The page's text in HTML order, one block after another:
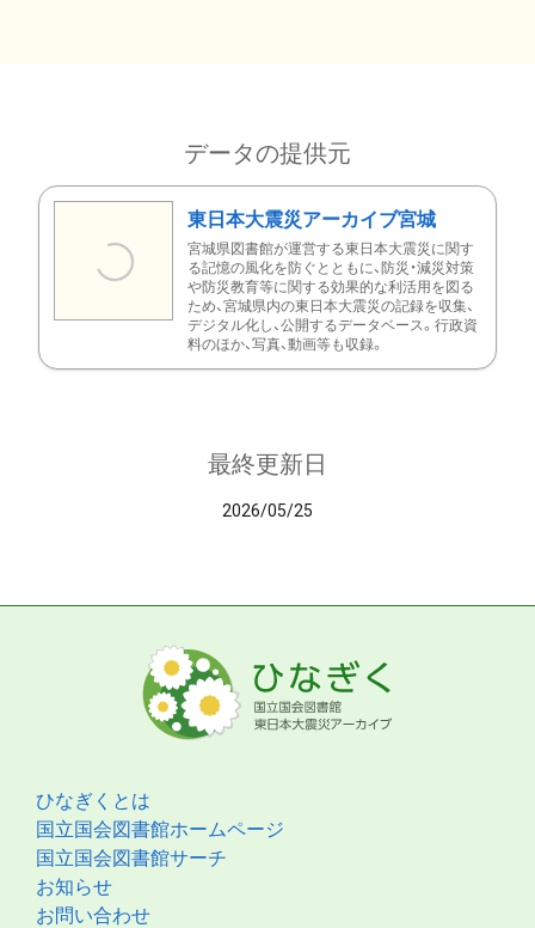
データの提供元
東日本大震災アーカイブ宮城
宮城県図書館が運営する東日本大震災に関す
る記憶の風化を防ぐとともに、防災・減災対策
や防災教育等に関する効果的な利活用を図る
ため、宮城県内の東日本大震災の記録を収集、
デジタル化し、公開するデータベース。行政資
料のほか、写真、動画等も収録。
最終更新日
2026/05/25
ひなぎくとは
国立国会図書館ホームページ
国立国会図書館サーチ
お知らせ
お問い合わせ